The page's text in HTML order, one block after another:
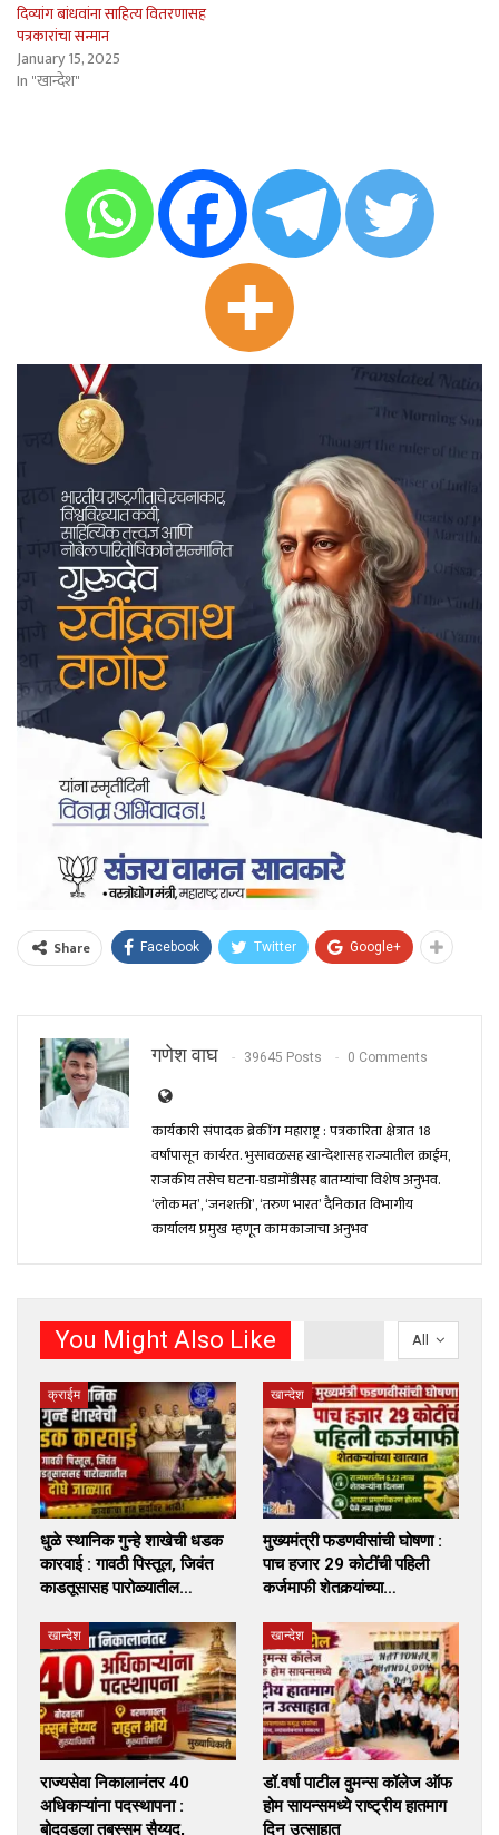
दिव्यांग बांधवांना साहित्य वितरणासह
पत्रकारांचा सन्मान
January 15, 2025
In "खान्देश"
Share Facebook Twitter Google+
गणेश वाघ 39645 Posts 0 Comments
कार्यकारी संपादक ब्रेकींग महाराष्ट्र : पत्रकारिता क्षेत्रात 18
वर्षांपासून कार्यरत. भुसावळसह खान्देशासह राज्यातील क्राईम,
राजकीय तसेच घटना-घडामोंडीसह बातम्यांचा विशेष अनुभव.
‘लोकमत’, ‘जनशक्ती’, ‘तरुण भारत’ दैनिकात विभागीय
कार्यालय प्रमुख म्हणून कामकाजाचा अनुभव
All
You Might Also Like
क्राईम
धुळे स्थानिक गुन्हे शाखेची धडक
कारवाई : गावठी पिस्तूल, जिवंत
काडतूसासह पारोळ्यातील…
खान्देश
मुख्यमंत्री फडणवीसांची घोषणा :
पाच हजार 29 कोटींची पहिली
कर्जमाफी शेतकर्‍यांच्या…
खान्देश
राज्यसेवा निकालानंतर 40
अधिकाऱ्यांना पदस्थापना :
बोदवडला तबस्सुम सैय्यद,
खान्देश
डॉ.वर्षा पाटील वुमन्स कॉलेज ऑफ
होम सायन्समध्ये राष्ट्रीय हातमाग
दिन उत्साहात